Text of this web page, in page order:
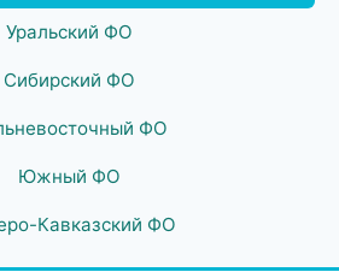
Уральский ФО
Сибирский ФО
ФО
Южный ФО
Кавказский ФО